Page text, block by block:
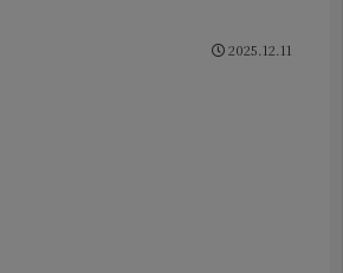
2025.12.11